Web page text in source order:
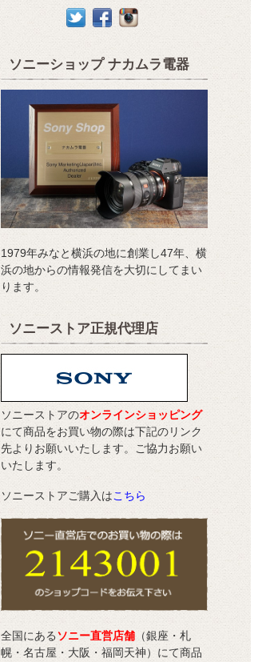
ソニーショップ ナカムラ電器
1979年みなと横浜の地に創業し47年、横
浜の地からの情報発信を大切にしてまい
ります。
ソニーストア正規代理店
ソニーストアのオンラインショッピング
にて商品をお買い物の際は下記のリンク
先よりお願いいたします。ご協力お願い
いたします。
ソニーストアご購入はこちら
全国にあるソニー直営店舗 （銀座・札
幌・名古屋・大阪・福岡天神）にて商品